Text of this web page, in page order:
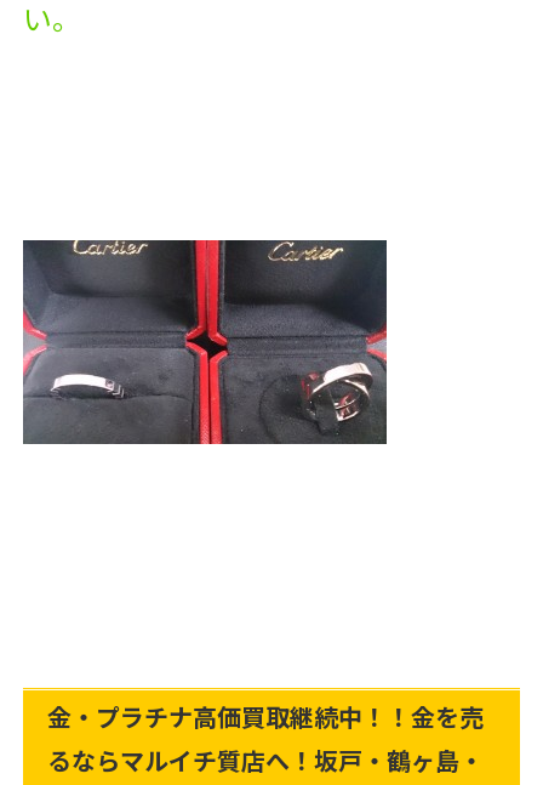
い。
金・プラチナ高価買取継続中！！金を売
るならマルイチ質店へ！坂戸・鶴ヶ島・